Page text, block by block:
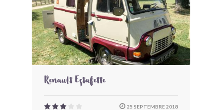
Renault Estafette
25 SEPTEMBRE 2018